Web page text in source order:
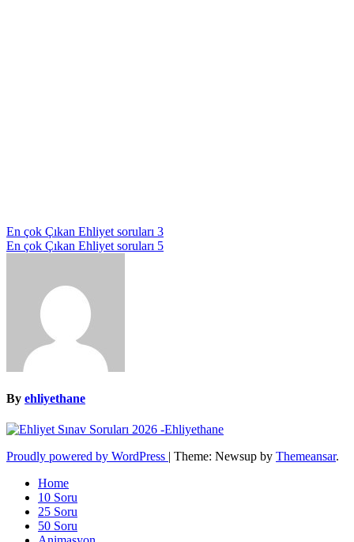
Yazı
gezinmesi
En çok Çıkan Ehliyet soruları 3
En çok Çıkan Ehliyet soruları 5
By ehliyethane
Proudly powered by WordPress | Theme: Newsup by Themeansar.
Home
10 Soru
25 Soru
50 Soru